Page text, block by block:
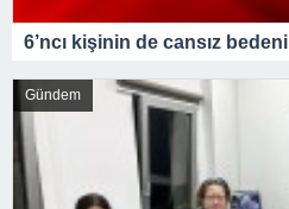
6’ncı kişinin de cansız
Gündem